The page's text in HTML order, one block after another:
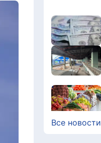
Все новости